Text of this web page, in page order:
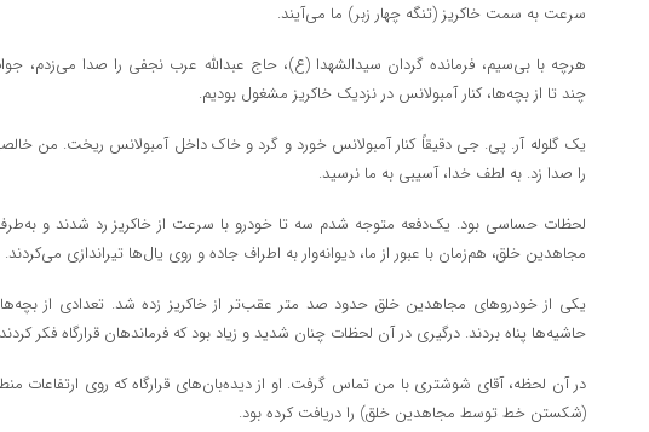
سرعت به سمت خاکریز (تنگه چهار زبر) ما می‌آیند.
هرچه با بی‌سیم، فرمانده گردان سیدالشهدا (ع)، حاج عبدالله عرب نجفی را صدا می‌زدم،
چند تا از بچه‌ها، کنار آمبولانس در نزدیک خاکریز مشغول بودیم.
یک گلوله آر. پی. جی دقیقاً کنار آمبولانس خورد و گرد و خاک داخل آمبولانس ریخت. من
را صدا زد. به لطف خدا، آسیبی به ما نرسید.
لحظات حساسی بود. یک‌دفعه متوجه شدم سه تا خودرو با سرعت از خاکریز رد شدند و
مجاهدین خلق، هم‌زمان با عبور از ما، دیوانه‌وار به اطراف جاده و روی یال‌ها تیراندازی می‌کردند.
یکی از خودرو‌های مجاهدین خلق حدود صد متر عقب‌تر از خاکریز زده شد. تعدادی از بچه‌ها
حاشیه‌ها پناه بردند. درگیری در آن لحظات چنان شدید و زیاد بود که فرماندهان قرارگاه فکر
در آن لحظه، آقای شوشتری با من تماس گرفت. او از دیده‌بان‌های قرارگاه که روی ارتفاعات
(شکستن خط توسط مجاهدین خلق) را دریافت کرده بود.